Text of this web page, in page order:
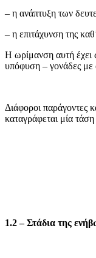
– η ανάπτυξη των
– η επιτάχυνση της
Η ωρίμανση αυτή έχει
υπόφυση – γονάδες με
Διάφοροι παράγοντες
καταγράφεται μία
1.2 – Στάδια της